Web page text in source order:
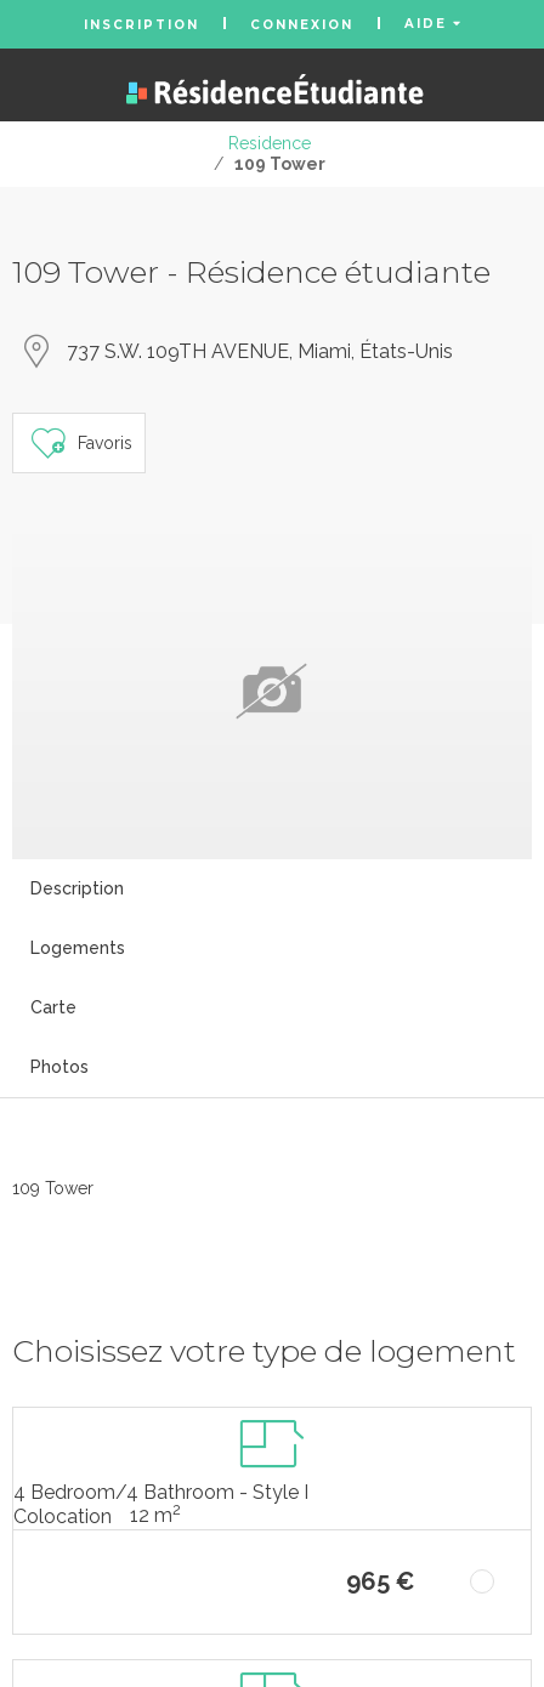
INSCRIPTION CONNEXION AIDE
Residence
/ 109 Tower
109 Tower - Résidence étudiante
737 S.W. 109TH AVENUE, Miami, États-Unis
Favoris
Description
Logements
Carte
Photos
109 Tower
Choisissez votre type de logement
4 Bedroom/4 Bathroom - Style I
Colocation
12 m2
965 €